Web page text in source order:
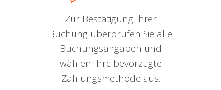
Zur Bestätigung Ihrer
Buchung überprüfen Sie alle
Buchungsangaben und
wählen Ihre bevorzugte
Zahlungsmethode aus.